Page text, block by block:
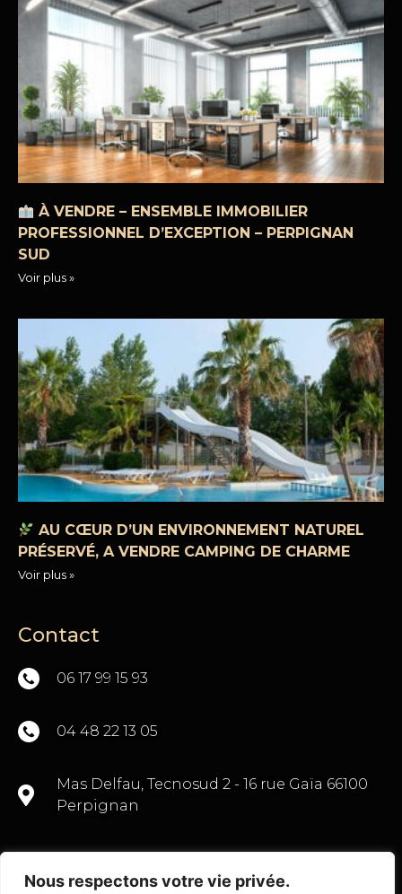
Nous respectons votre vie privée.
À VENDRE – ENSEMBLE IMMOBILIER
PROFESSIONNEL D’EXCEPTION – PERPIGNAN
SUD
Voir plus »
AU CŒUR D’UN ENVIRONNEMENT NATUREL
PRÉSERVÉ, A VENDRE CAMPING DE CHARME
Voir plus »
Contact
06 17 99 15 93
04 48 22 13 05
Mas Delfau, Tecnosud 2 - 16 rue Gaïa 66100
Perpignan
CONTACTEZ-NOUS